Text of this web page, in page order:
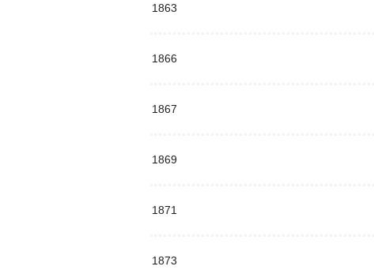
1863
1866
1867
1869
1871
1873